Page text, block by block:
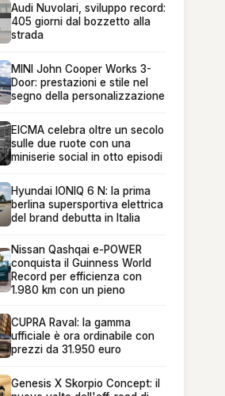
Audi Nuvolari, sviluppo record:
405 giorni dal bozzetto alla
strada
MINI John Cooper Works 3-
Door: prestazioni e stile nel
segno della personalizzazione
EICMA celebra oltre un secolo
sulle due ruote con una
miniserie social in otto episodi
Hyundai IONIQ 6 N: la prima
berlina supersportiva elettrica
del brand debutta in Italia
Nissan Qashqai e-POWER
conquista il Guinness World
Record per efficienza con
1.980 km con un pieno
CUPRA Raval: la gamma
ufficiale è ora ordinabile con
prezzi da 31.950 euro
Genesis X Skorpio Concept: il